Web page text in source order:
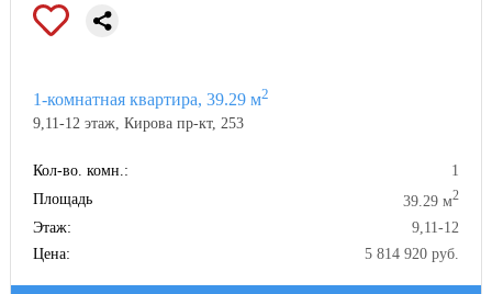
1-комнатная квартира, 39.29 м2
9,11-12 этаж, Кирова пр-кт, 253
Кол-во. комн.:
1
Площадь
39.29 м2
Этаж:
9,11-12
Цена:
5 814 920 руб.